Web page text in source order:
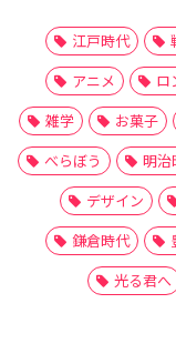
江戸時代
アニメ
ロ
雑学
お菓子
べらぼう
明治
デザイン
鎌倉時代
光る君へ